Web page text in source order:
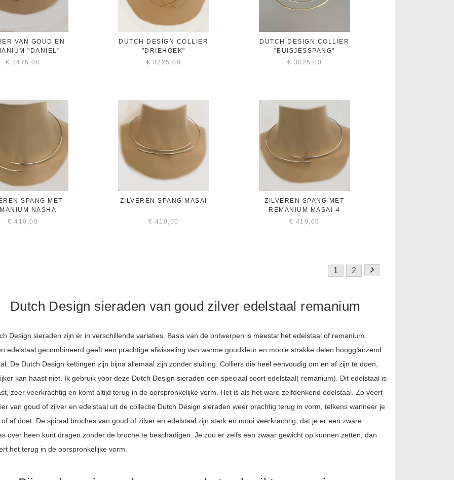
VAN GOUD EN
"DANIEL"
€ 2475,00
DUTCH DESIGN COLLIER
"DRIEHOEK"
€ 3225,00
DUTCH DESIGN COLLIER
"BUISJESSPANG"
€ 3025,00
SPANG MET
NASHA
€ 410,00
ZILVEREN SPANG MASAI
€ 410,00
ZILVEREN SPANG MET
REMANIUM MASAI-4
€ 410,00
1 2
Dutch Design sieraden van goud zilver edelstaal remanium
Design sieraden zijn er in verschillende variaties. Basis van de ontwerpen is meestal het edelstaal of remanium.
edelstaal gecombineerd geeft een prachtige afwisseling van warme goudkleur en mooie strakke delen hoogglanzend
De Dutch Design kettingen zijn bijna allemaal zijn zonder sluiting. Colliers die heel eenvoudig om en af zijn te doen,
kan haast niet. Ik gebruik voor deze Dutch Design sieraden een speciaal soort edelstaal( remanium). Dit edelstaal is
zeer veerkrachtig en komt altijd terug in de oorspronkelijke vorm. Het is als het ware zelfdenkend edelstaal. Zo veert
van goud of zilver en edelstaal uit de collectie Dutch Design sieraden weer prachtig terug in vorm, telkens wanneer je
af doet. De spiraal broches van goud of zilver en edelstaal zijn sterk en mooi veerkrachtig, dat je er een zware
over heen kunt dragen zonder de broche te beschadigen. Je zou er zelfs een zwaar gewicht op kunnen zetten, dan
het terug in de oorspronkelijke vorm.